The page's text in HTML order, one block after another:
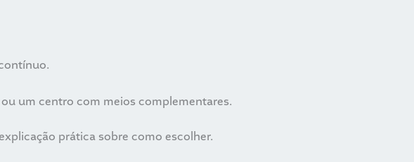
um centro com meios complementares.
prática sobre como escolher.